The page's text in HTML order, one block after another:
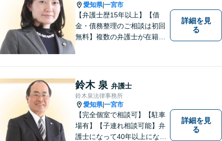
愛知県|一宮市
【弁護士歴15年以上】【借
金・債務整理のご相談は初回
無料】複数の弁護士が在籍し
を丁寧にヒアリングし、寄り
添うことを大切にしておりま
す。お気軽にご相談ください
【分割払い可】【完全個室】
詳細を見
る
鈴木 泉 弁護士
鈴木泉法律事務所
愛知県|一宮市
【完全個室で相談可】【駐車
場有】【子連れ相談可能】弁
護士になって40年以上になり
詳細を見
る